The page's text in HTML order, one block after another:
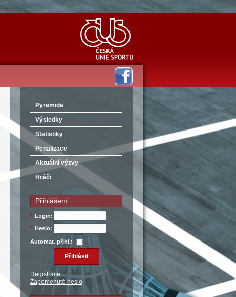
Pyramida
Výsledky
Statistiky
Penalizace
Aktuální výzvy
Hráči
Přihlášení
* Login:
* Heslo:
Automat. přihl.:
Registrace
Zapomenuté heslo